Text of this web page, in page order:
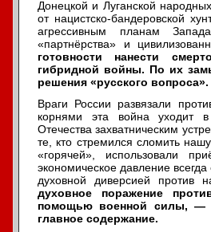
Донецкой и Луганской
от нацистско-бандеровской
агрессивным планам
«партнёрства» и
готовности нанести
гибридной войны. По их
решения «русского вопроса».
Враги России развязали
корнями эта война уходит в
Отечества захватническим
те, кто стремился сломить
«горячей», использовали
экономическое давление
духовной диверсией против
духовное поражение
помощью военной силы, —
главное содержание.